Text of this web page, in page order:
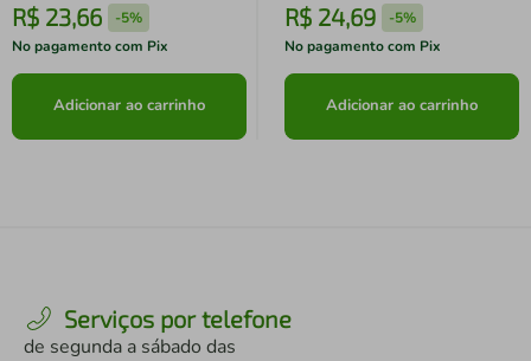
R$ 23,66 -5%
No pagamento com Pix
Adicionar ao carrinho
R$ 24,69 -5%
No pagamento com Pix
Adicionar ao carrinho
Serviços por telefone
de segunda a sábado das